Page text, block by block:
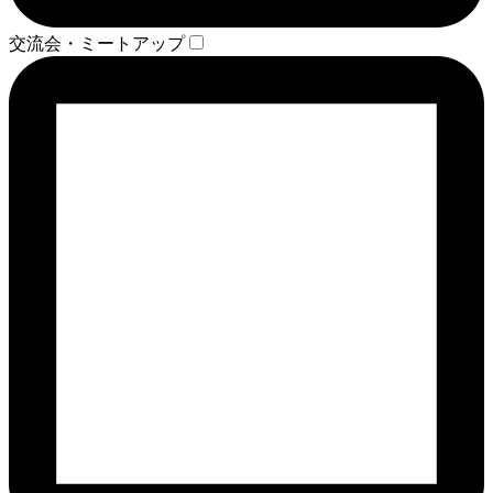
交流会・ミートアップ